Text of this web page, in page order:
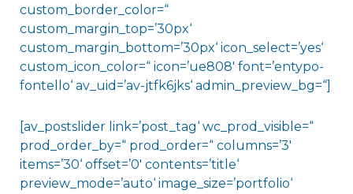
custom_border_color=“
custom_margin_top=’30px‘
custom_margin_bottom=’30px‘ icon_select=’yes‘
custom_icon_color=“ icon=’ue808′ font=’entypo-
fontello‘ av_uid=’av-jtfk6jks‘ admin_preview_bg=“]
[av_postslider link=’post_tag‘ wc_prod_visible=“
prod_order_by=“ prod_order=“ columns=’3′
items=’30‘ offset=’0′ contents=’title‘
preview_mode=’auto‘ image_size=’portfolio‘